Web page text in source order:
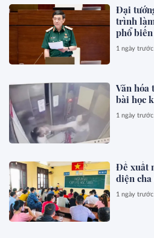
Đại
trình
phổ
1 ngày trước
Văn hóa
bài học
1 ngày trước
Đề xuất
diện cha
1 ngày trước